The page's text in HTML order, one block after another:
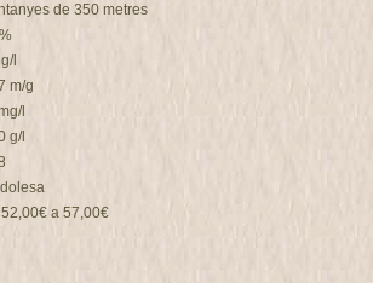
de 350 metres
l
m/g
l
g/l
52,00€ a 57,00€